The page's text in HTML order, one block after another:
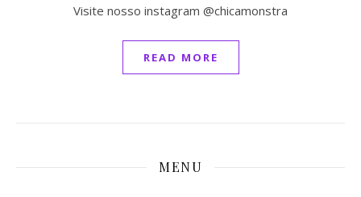
Visite nosso instagram @chicamonstra
READ MORE
MENU